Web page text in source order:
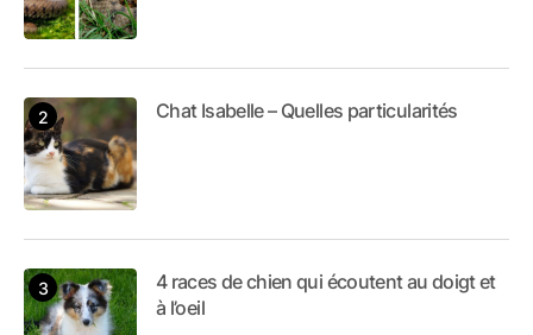
Chat Isabelle – Quelles particularités
4 races de chien qui écoutent au doigt et
à l’oeil